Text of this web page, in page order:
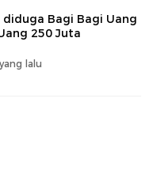
diduga Bagi Bagi Uang
250 Juta
lalu